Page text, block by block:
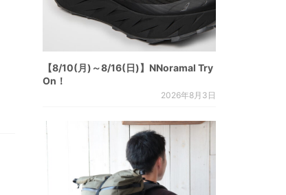
【8/10(月)～8/16(日)】NNoramal Try
On！
2026年8月3日